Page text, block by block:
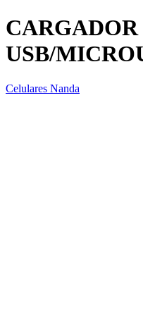
USB/
Celulares Nanda